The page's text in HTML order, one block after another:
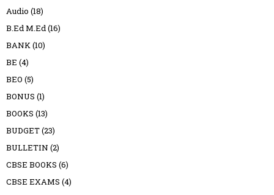
Audio (18)
B.Ed M.Ed(16)
BANK(10)
BE (4)
BEO (5)
BONUS (1)
BOOKS (13)
BUDGET(23)
BULLETIN (2)
CBSE BOOKS (6)
CBSE EXAMS (4)